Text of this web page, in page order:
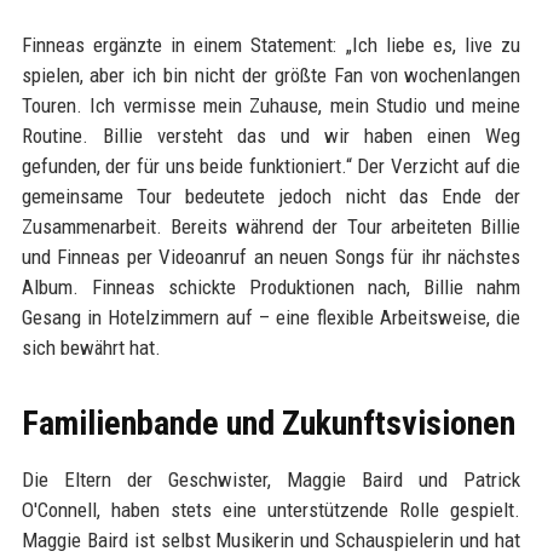
Finneas ergänzte in einem Statement: „Ich liebe es, live zu
spielen, aber ich bin nicht der größte Fan von wochenlangen
Touren. Ich vermisse mein Zuhause, mein Studio und meine
Routine. Billie versteht das und wir haben einen Weg
gefunden, der für uns beide funktioniert.“ Der Verzicht auf die
gemeinsame Tour bedeutete jedoch nicht das Ende der
Zusammenarbeit. Bereits während der Tour arbeiteten Billie
und Finneas per Videoanruf an neuen Songs für ihr nächstes
Album. Finneas schickte Produktionen nach, Billie nahm
Gesang in Hotelzimmern auf – eine flexible Arbeitsweise, die
sich bewährt hat.
Familienbande und Zukunftsvisionen
Die Eltern der Geschwister, Maggie Baird und Patrick
O'Connell, haben stets eine unterstützende Rolle gespielt.
Maggie Baird ist selbst Musikerin und Schauspielerin und hat